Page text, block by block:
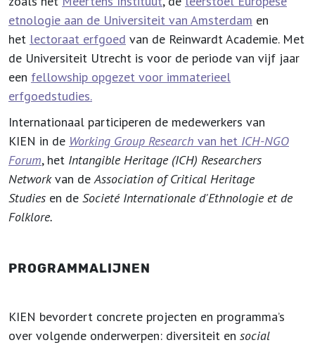
etnologie aan de Universiteit van Amsterdam en
het lectoraat erfgoed van de Reinwardt Academie. Met
de Universiteit Utrecht is voor de periode van vijf jaar
een fellowship opgezet voor immaterieel
erfgoedstudies.
Internationaal participeren de medewerkers van
KIEN in de Working Group Research van het ICH-NGO
Forum, het Intangible Heritage (ICH) Researchers
Networkvan deAssociation of Critical Heritage
Studies en de Societé Internationale d'Ethnologie et de
Folklore.
PROGRAMMALIJNEN
KIEN bevordert concrete projecten en programma’s
over volgende onderwerpen: diversiteit en social